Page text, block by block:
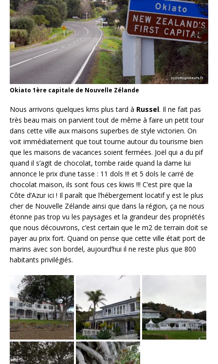
Okiato 1ère capitale de Nouvelle Zélande
Nous arrivons quelques kms plus tard à Russel. Il ne fait pas
très beau mais on parvient tout de même à faire un petit tour
dans cette ville aux maisons superbes de style victorien. On
voit immédiatement que tout tourne autour du tourisme bien
que les maisons de vacances soient fermées. Joël qui a du pif
quand il s’agit de chocolat, tombe raide quand la dame lui
annonce le prix d’une tasse : 11 dols !!! et 5 dols le carré de
chocolat maison, ils sont fous ces kiwis !!! C’est pire que la
Côte d’Azur ici ! Il paraît que l’hébergement locatif y est le plus
cher de Nouvelle Zélande ainsi que dans la région, ça ne nous
étonne pas trop vu les paysages et la grandeur des propriétés
que nous découvrons, c’est certain que le m2 de terrain doit se
payer au prix fort. Quand on pense que cette ville était port de
marins avec son bordel, aujourd’hui il ne reste plus que 800
habitants privilégiés.